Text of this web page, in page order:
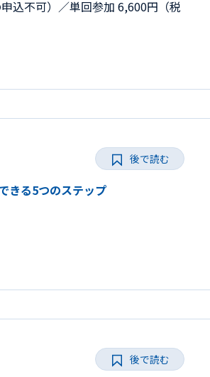
込不可）／単回参加 6,600円（税
きる5つのステップ
後で読む
後で読む